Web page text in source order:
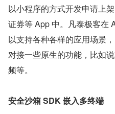
以小程序的方式开发申请上
证券等 App 中。凡泰极客在
以支持各种各样的应用场景
对接一些原生的功能，比如
频等。
安全沙箱 SDK 嵌入多终端